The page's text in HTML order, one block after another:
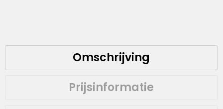
Omschrijving
Prijsinformatie